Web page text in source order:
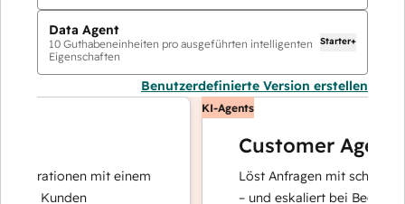
Data Agent
10 Guthabeneinheiten pro ausgeführten intelligenten
Eigenschaften
Starter+
Benutzerdefinierte Version erstellen
mit einem
Kunden
KI-Agents
Customer Agent
Löst Anfragen mit schnellen,
– und eskaliert bei Bedarf,